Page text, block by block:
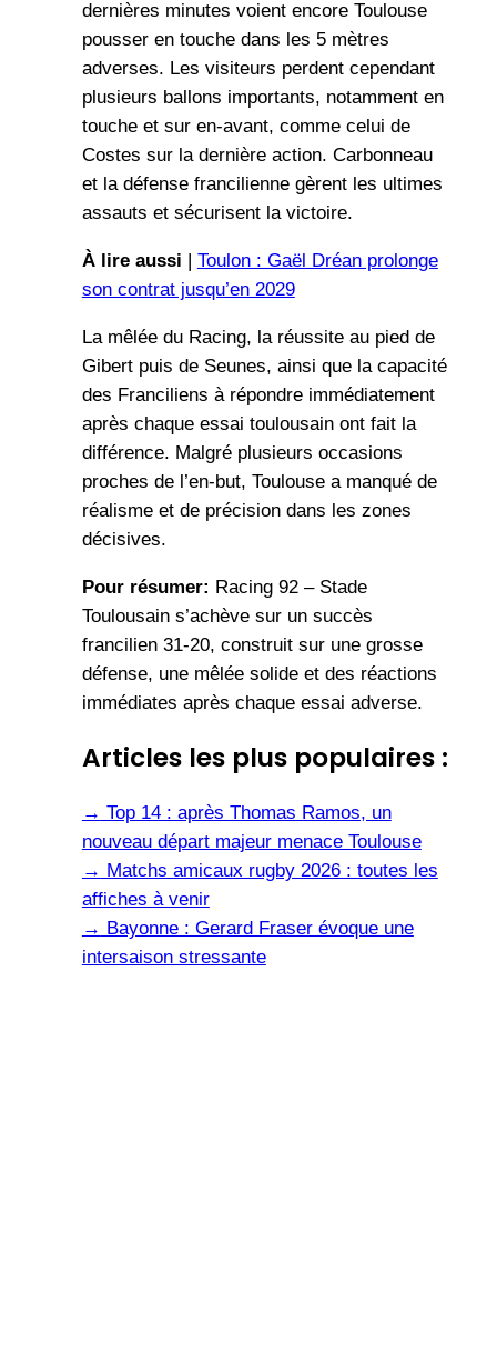
dernières minutes voient encore Toulouse
pousser en touche dans les 5 mètres
adverses. Les visiteurs perdent cependant
plusieurs ballons importants, notamment en
touche et sur en-avant, comme celui de
Costes sur la dernière action. Carbonneau
et la défense francilienne gèrent les ultimes
assauts et sécurisent la victoire.
À lire aussi
Toulon : Gaël Dréan prolonge
son contrat jusqu’en 2029
La mêlée du Racing, la réussite au pied de
Gibert puis de Seunes, ainsi que la capacité
des Franciliens à répondre immédiatement
après chaque essai toulousain ont fait la
différence. Malgré plusieurs occasions
proches de l’en-but, Toulouse a manqué de
réalisme et de précision dans les zones
décisives.
Pour résumer: Racing 92 – Stade
Toulousain s’achève sur un succès
francilien 31-20, construit sur une grosse
défense, une mêlée solide et des réactions
immédiates après chaque essai adverse.
Articles les plus populaires :
→ Top 14 : après Thomas Ramos, un
nouveau départ majeur menace Toulouse
→ Matchs amicaux rugby 2026 : toutes les
affiches à venir
→ Bayonne : Gerard Fraser évoque une
intersaison stressante